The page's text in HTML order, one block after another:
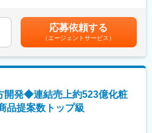
業月平均10時間程度と働きやすい環境
の専門家から成り立っている動物医療
。動物病院用のサプリメントの開発・
物看護師・トリマー向けのセミナー実
しながら商品企画・開発を行っていた
の作成、スタッフへの商品説明、記者
、OEMメーカーと協力して商品開発を
応じて決定いたします。※賞与あり賃金
あり、選考を通じて上下する可能性が
定手当を含めた表記です。
応募依頼する
（エージェントサービス）
開発◆連結売上約523億化粧
品提案数トップ級